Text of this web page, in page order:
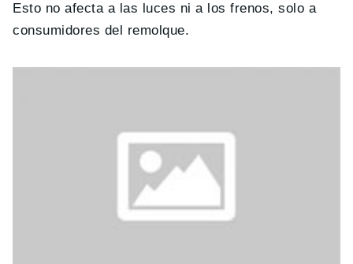
Esto no afecta a las luces ni a los frenos, solo a
consumidores del remolque.